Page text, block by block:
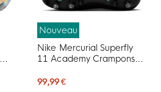
Nouveau
Nike Mercurial Superfly
11 Academy Crampons
(SG) Anti-Clog Noir Vert
99,99 €